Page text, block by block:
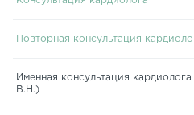
Повторная консультация
Именная консультация
В.Н.)